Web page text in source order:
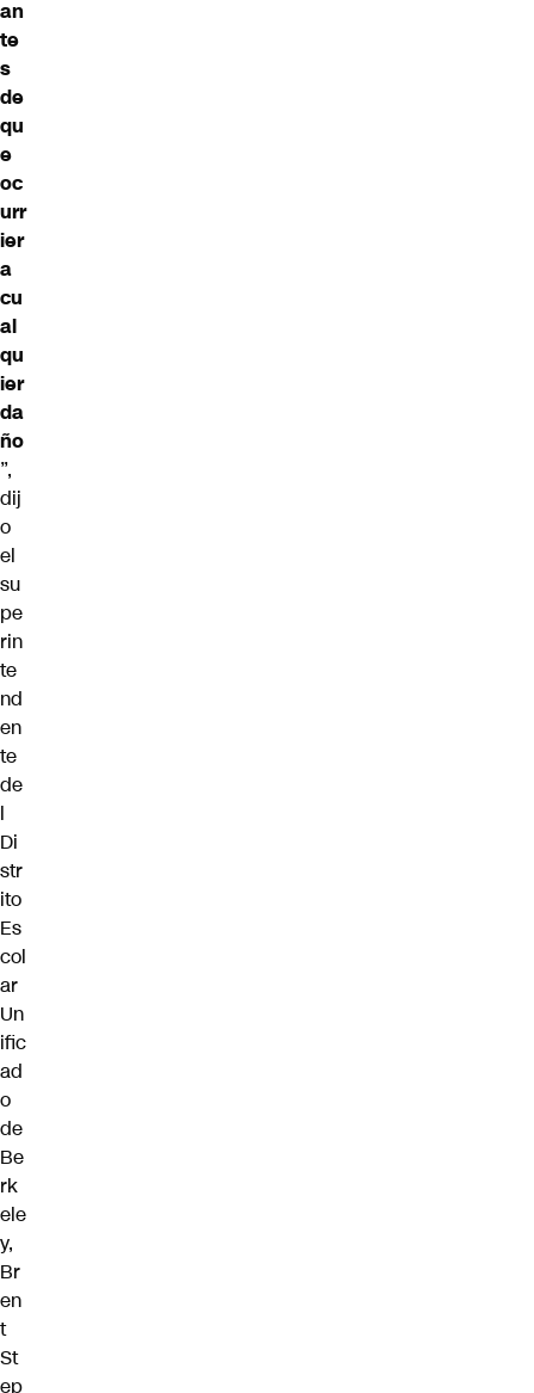
an
te
s
de
qu
e
oc
urr
ier
a
cu
al
qu
ier
da
ño
”,
dij
o
el
su
pe
rin
te
nd
en
te
de
l
Di
str
ito
Es
col
ar
Un
ific
ad
o
de
Be
rk
ele
y,
Br
en
t
St
ep